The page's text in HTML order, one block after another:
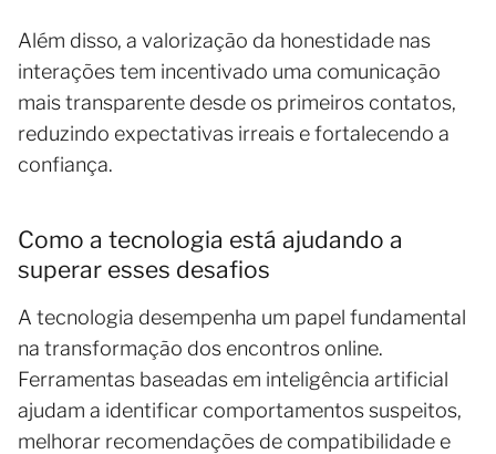
Além disso, a valorização da honestidade nas
interações tem incentivado uma comunicação
mais transparente desde os primeiros contatos,
reduzindo expectativas irreais e fortalecendo a
confiança.
Como a tecnologia está ajudando a
superar esses desafios
A tecnologia desempenha um papel fundamental
na transformação dos encontros online.
Ferramentas baseadas em inteligência artificial
ajudam a identificar comportamentos suspeitos,
melhorar recomendações de compatibilidade e